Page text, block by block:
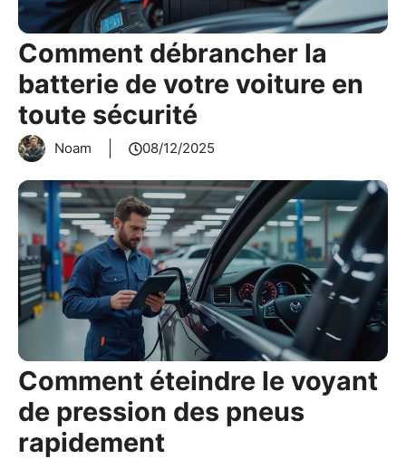
Comment débrancher la
batterie de votre voiture en
toute sécurité
Noam 08/12/2025
Comment éteindre le voyant
de pression des pneus
rapidement